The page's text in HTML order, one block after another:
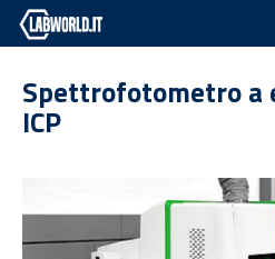
Spettrofotometro a
ICP